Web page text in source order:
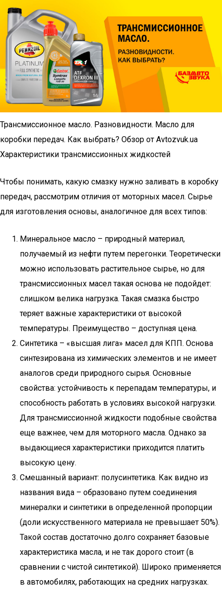
Трансмиссионное масло. Разновидности. Масло для
коробки передач. Как выбрать? Обзор от Avtozvuk.ua
Характеристики трансмиссионных жидкостей
Чтобы понимать, какую смазку нужно заливать в коробку
передач, рассмотрим отличия от моторных масел. Сырье
для изготовления основы, аналогичное для всех типов:
Минеральное масло – природный материал,
получаемый из нефти путем перегонки. Теоретически
можно использовать растительное сырье, но для
трансмиссионных масел такая основа не подойдет:
слишком велика нагрузка. Такая смазка быстро
теряет важные характеристики от высокой
температуры. Преимущество – доступная цена.
Синтетика – «высшая лига» масел для КПП. Основа
синтезирована из химических элементов и не имеет
аналогов среди природного сырья. Основные
свойства: устойчивость к перепадам температуры, и
способность работать в условиях высокой нагрузки.
Для трансмиссионной жидкости подобные свойства
еще важнее, чем для моторного масла. Однако за
выдающиеся характеристики приходится платить
высокую цену.
Смешанный вариант: полусинтетика. Как видно из
названия вида – образовано путем соединения
минералки и синтетики в определенной пропорции
(доли искусственного материала не превышает 50%).
Такой состав достаточно долго сохраняет базовые
характеристика масла, и не так дорого стоит (в
сравнении с чистой синтетикой). Широко применяется
в автомобилях, работающих на средних нагрузках.